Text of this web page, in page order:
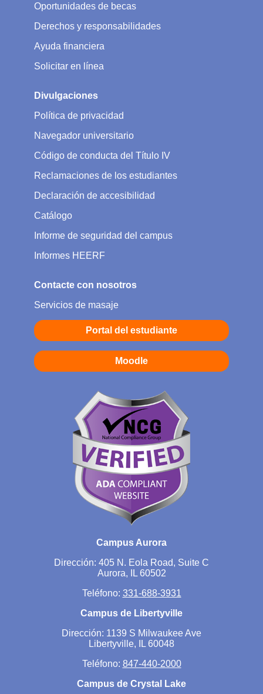
Oportunidades de becas
Derechos y responsabilidades
Ayuda financiera
Solicitar en línea
Divulgaciones
Política de privacidad
Navegador universitario
Código de conducta del Título IV
Reclamaciones de los estudiantes
Declaración de accesibilidad
Catálogo
Informe de seguridad del campus
Informes HEERF
Contacte con nosotros
Servicios de masaje
Portal del estudiante
Moodle
Campus Aurora
Dirección: 405 N. Eola Road, Suite C
Aurora, IL 60502
Teléfono: 331-688-3931
Campus de Libertyville
Dirección: 1139 S Milwaukee Ave
Libertyville, IL 60048
Teléfono: 847-440-2000
Campus de Crystal Lake